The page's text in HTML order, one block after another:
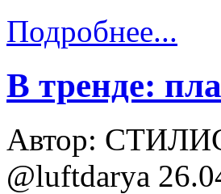
Подробнее...
В тренде:
Автор:
@luftdarya